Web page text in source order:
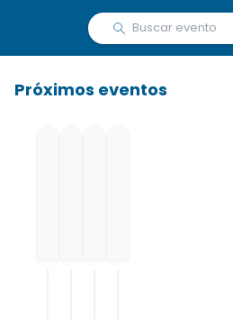
Próximos eventos